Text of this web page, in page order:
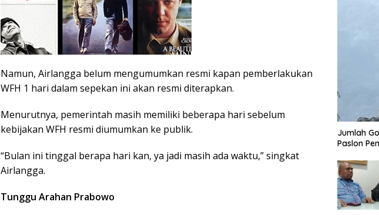
Namun, Airlangga belum mengumumkan resmi kapan pemberlakukan
WFH 1 hari dalam sepekan ini akan resmi diterapkan.
Menurutnya, pemerintah masih memiliki beberapa hari sebelum
kebijakan WFH resmi diumumkan ke publik.
“Bulan ini tinggal berapa hari kan, ya jadi masih ada waktu,” singkat
Airlangga.
Tunggu Arahan Prabowo
Jumlah
Paslon